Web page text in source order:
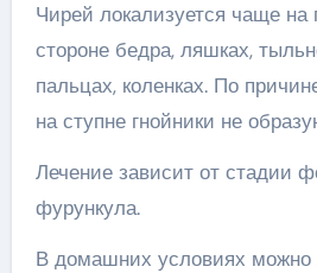
Чирей локализуется чаще на
стороне бедра, ляшках,
пальцах, коленках. По
на ступне гнойники не
Лечение зависит от стадии
фурункула.
В домашних условиях можно